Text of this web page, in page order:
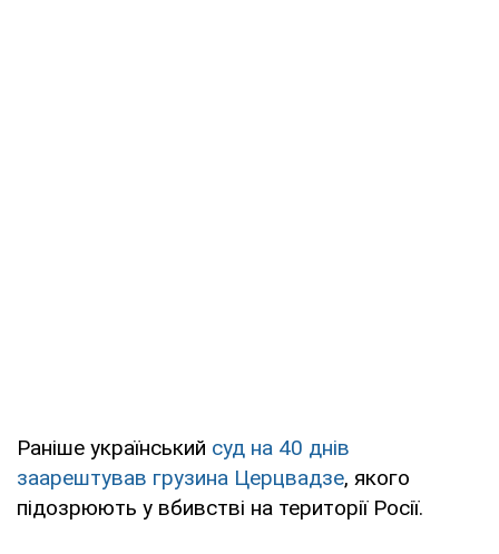
Раніше український суд на 40 днів
заарештував грузина Церцвадзе, якого
підозрюють у вбивстві на території Росії.